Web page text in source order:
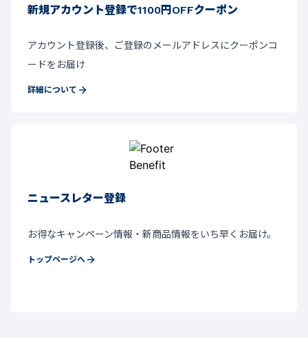
新規アカウント登録で1100円OFFクーポン
アカウント登録後、ご登録のメールアドレスにクーポンコ
ードをお届け
詳細について
ニュースレター登録
お得なキャンペーン情報・新商品情報をいち早くお届け。
トップページへ